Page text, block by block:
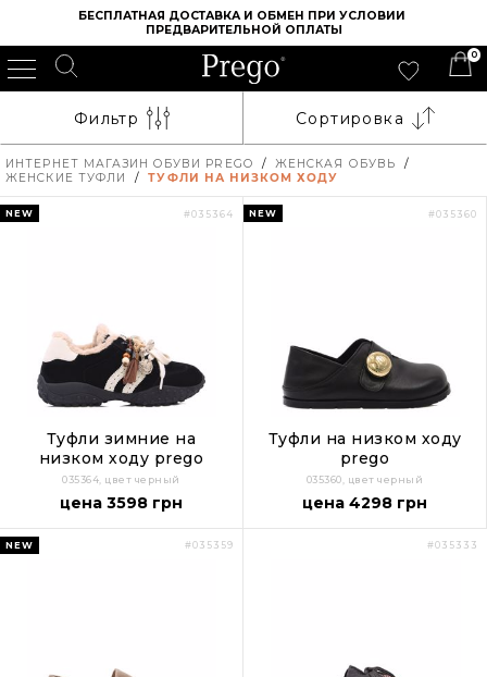
БЕСПЛАТНАЯ ДОСТАВКА И ОБМЕН ПРИ УСЛОВИИ
ПРЕДВАРИТЕЛЬНОЙ ОПЛАТЫ
0
Фильтр Сортировка
ИНТЕРНЕТ МАГАЗИН ОБУВИ PREGO / ЖЕНСКАЯ ОБУВЬ
/
ЖЕНСКИЕ ТУФЛИ
/ ТУФЛИ НА НИЗКОМ ХОДУ
#035364
NEW
Туфли зимние на
низком ходу prego
035364, цвет черный
цена 3598 грн
#035360
NEW
Туфли на низком ходу
prego
035360, цвет черный
цена 4298 грн
#035359
NEW #035333